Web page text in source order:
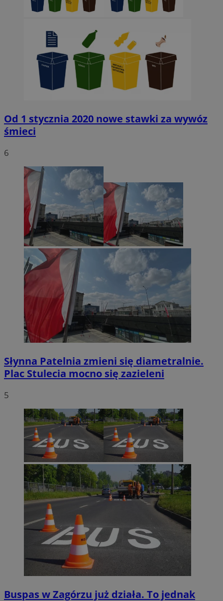
Od 1 stycznia 2020 nowe stawki za wywóz
śmieci
6
Słynna Patelnia zmieni się diametralnie.
Plac Stulecia mocno się zazieleni
5
Buspas w Zagórzu już działa. To jednak